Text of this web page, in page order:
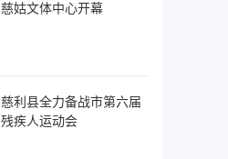
慈姑文体中心开幕
慈利县全力备战市第六届
残疾人运动会